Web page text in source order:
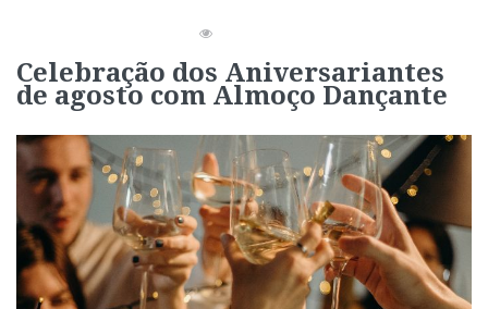
Celebração dos Aniversariantes
de agosto com Almoço Dançante